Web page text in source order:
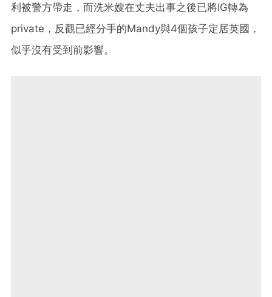
利被警方帶走，而洗米嫂在丈夫出事之後已將IG轉為
private，反觀已經分手的Mandy與4個孩子定居英國，
似乎沒有受到前影響。